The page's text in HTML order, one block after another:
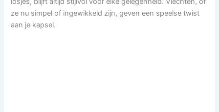
ze nu simpel of ingewikkeld zijn, geven een speelse twist
aan je kapsel.